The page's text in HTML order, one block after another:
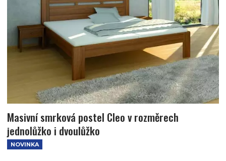
Masivní smrková postel Cleo v rozměrech
jednolůžko i dvoulůžko
NOVINKA